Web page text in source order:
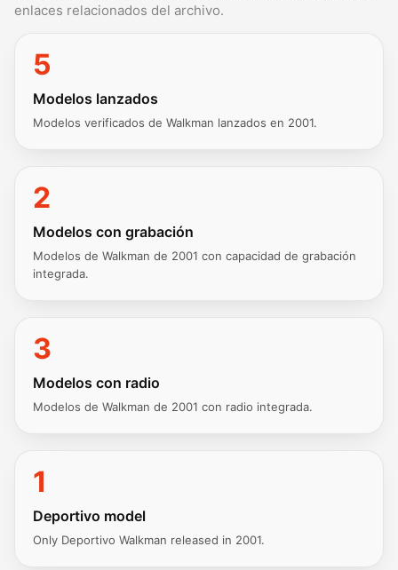
enlaces relacionados del archivo.
5
Modelos lanzados
Modelos verificados de Walkman lanzados en 2001.
2
Modelos con grabación
Modelos de Walkman de 2001 con capacidad de grabación
integrada.
3
Modelos con radio
Modelos de Walkman de 2001 con radio integrada.
1
Deportivo model
Only Deportivo Walkman released in 2001.